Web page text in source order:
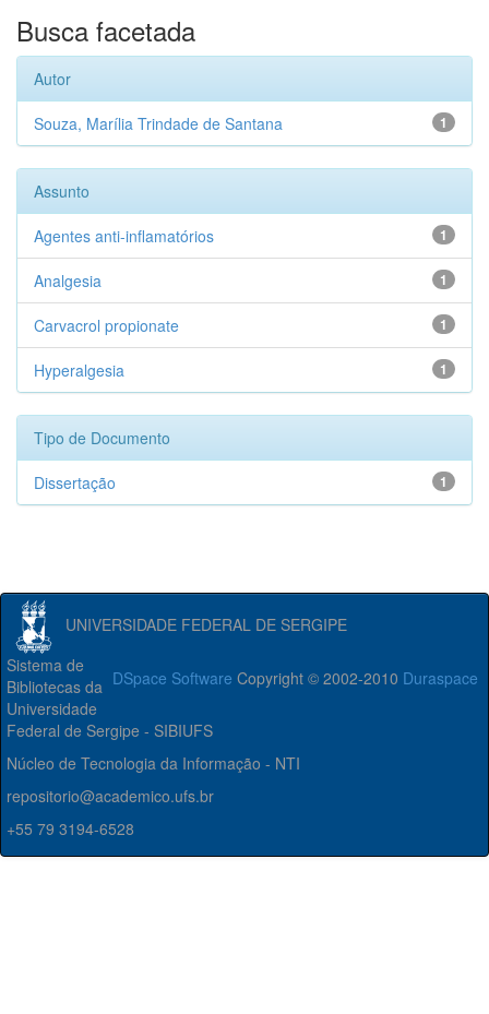
Busca facetada
Autor
1
Souza, Marília Trindade de Santana
Assunto
1
Agentes anti-inflamatórios
1
Analgesia
1
Carvacrol propionate
1
Hyperalgesia
Tipo de Documento
1
Dissertação
UNIVERSIDADE FEDERAL DE SERGIPE
DSpace Software Copyright © 2002-2010 Duraspace
Sistema de
Bibliotecas da
Universidade
Federal de Sergipe - SIBIUFS
Núcleo de Tecnologia da Informação - NTI
repositorio@academico.ufs.br
+55 79 3194-6528